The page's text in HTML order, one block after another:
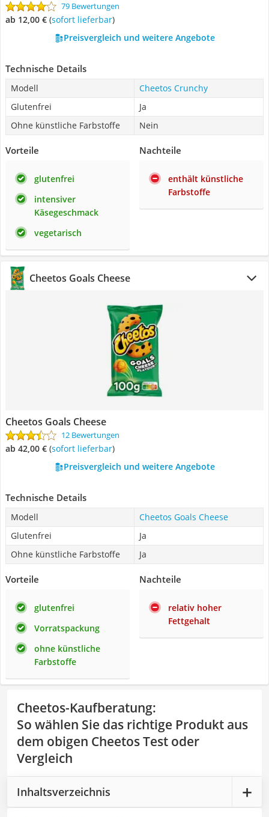
79 Bewertungen
ab 12,00 € ( Sofort lieferbar)
Preisvergleich und weitere Angebote
Technische Details
Modell
Cheetos Crunchy
Glutenfrei
Ja
Ohne künstliche Farbstoffe
Nein
Vorteile
glutenfrei
intensiver
Käsegeschmack
vegetarisch
Nachteile
enthält künstliche
Farbstoffe
Cheetos Goals Cheese
Cheetos Goals Cheese
12 Bewertungen
ab 42,00 € ( Sofort lieferbar)
Preisvergleich und weitere Angebote
Technische Details
Modell
Cheetos Goals Cheese
Glutenfrei
Ja
Ohne künstliche Farbstoffe
Ja
Vorteile
glutenfrei
Vorratspackung
ohne künstliche
Farbstoffe
Nachteile
relativ hoher
Fettgehalt
Cheetos-Kaufberatung:
So wählen Sie das richtige Produkt aus
dem obigen Cheetos Test oder
Vergleich
Inhaltsverzeichnis